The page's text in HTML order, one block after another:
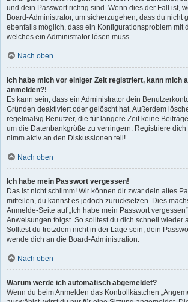
und dein Passwort richtig sind. Wenn dies der Fall ist,
Board-Administrator, um sicherzugehen, dass du nicht
ebenfalls möglich, dass ein Konfigurationsproblem mit
welches ein Administrator lösen muss.
Nach oben
Ich habe mich vor einiger Zeit registriert, kann mich
anmelden?!
Es kann sein, dass ein Administrator dein
Gründen deaktiviert oder gelöscht hat. Außerdem
regelmäßig Benutzer, die für längere Zeit keine
um die Datenbankgröße zu verringern. Registriere dich
nimm aktiv an den Diskussionen teil!
Nach oben
Ich habe mein Passwort vergessen!
Das ist nicht schlimm! Wir können dir zwar dein altes
mitteilen, du kannst es jedoch zurücksetzen. Dies
Anmelde-Seite auf „Ich habe mein Passwort
Anweisungen folgst. So solltest du dich schnell wieder
Solltest du trotzdem nicht in der Lage sein, dein
wende dich an die Board-Administration.
Nach oben
Warum werde ich automatisch abgemeldet?
Wenn du beim Anmelden das Kontrollkästchen